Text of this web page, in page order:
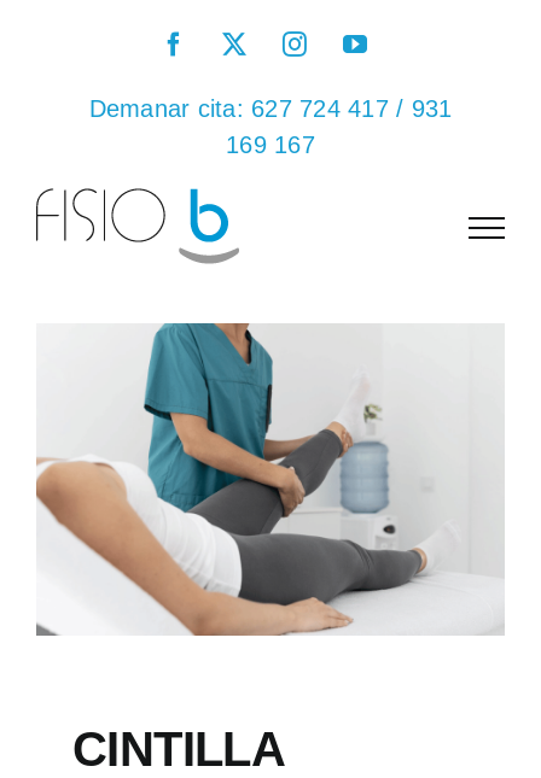
Facebook InstagramYouTube
Demanar cita: 627 724 417/ 931
169 167
CINTILLA